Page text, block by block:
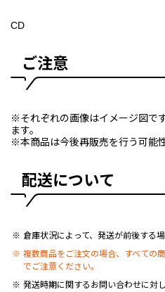
CD
ご注意
※それぞれの画像はイメージ図で
ます。
※本商品は今後再販売を行う可能
配送について
倉庫状況によって、発送が前後する場
複数商品をご注文の場合、すべての
でご注意ください。
発送時期に関するお問い合わせに対